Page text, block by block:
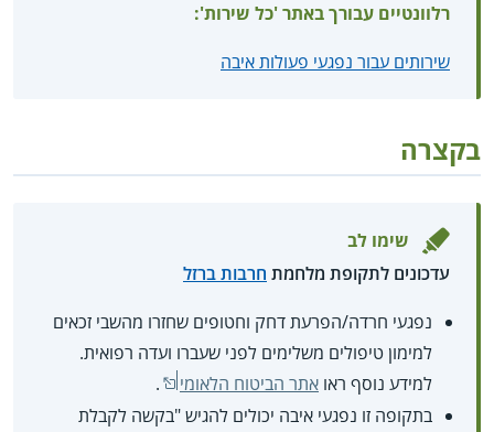
רלוונטיים עבורך באתר 'כל שירות':
שירותים עבור נפגעי פעולות איבה
בקצרה
שימו לב
עדכונים לתקופת מלחמת חרבות ברזל
נפגעי חרדה/הפרעת דחק וחטופים שחזרו מהשבי זכאים
למימון טיפולים משלימים לפני שעברו ועדה רפואית.
למידע נוסף ראו אתר הביטוח הלאומי
.
בתקופה זו נפגעי איבה יכולים להגיש "בקשה לקבלת